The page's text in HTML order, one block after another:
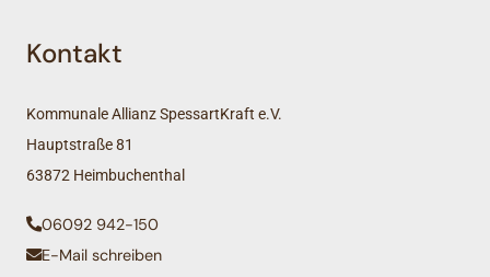
Kontakt
Kommunale Allianz SpessartKraft e.V.
Hauptstraße 81
63872 Heimbuchenthal
06092 942-150
E-Mail schreiben